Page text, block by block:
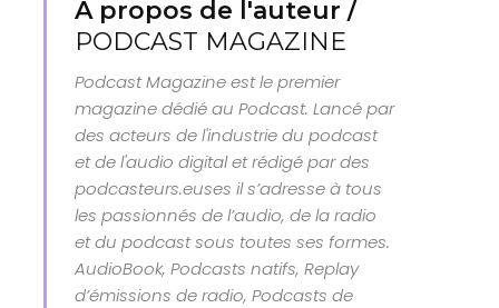
À propos de l'auteur /
PODCAST MAGAZINE
Podcast Magazine est le premier
magazine dédié au Podcast. Lancé par
des acteurs de l'industrie du podcast
et de l'audio digital et rédigé par des
podcasteurs.euses il s’adresse à tous
les passionnés de l’audio, de la radio
et du podcast sous toutes ses formes.
AudioBook, Podcasts natifs, Replay
d’émissions de radio, Podcasts de